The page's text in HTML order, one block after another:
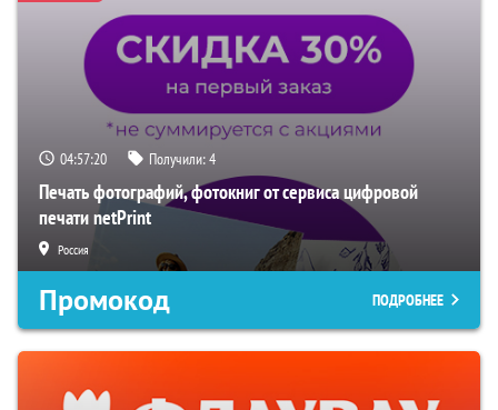
04:57:19 Получили:4
Печать фотографий, фотокниг от сервиса цифровой
печати netPrint
Россия
Промокод ПОДРОБНЕЕ